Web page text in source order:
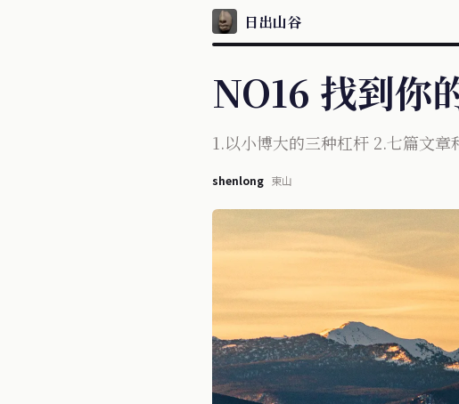
日出山谷
NO16 找到你
1.以小博大的三种杠杆 2.七篇文章
shenlong 東山